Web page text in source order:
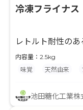
冷凍フライナ
レトルト耐性の
内容量：2.5kg
味覚
天然由来
池田糖化工業株